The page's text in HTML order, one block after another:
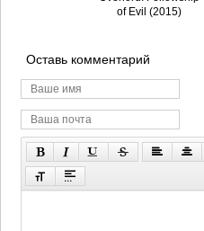
of Evil (2015)
Оставь комментарий